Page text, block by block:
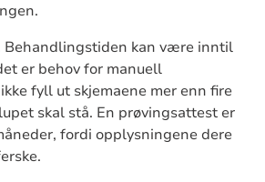
kan være inntil
er behov for manuell
fyll ut skjemaene mer enn fire
skal stå. En prøvingsattest er
fordi opplysningene dere